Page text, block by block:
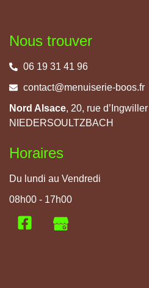
Nous trouver
06 19 31 41 96
contact@menuiserie-boos.fr
Nord Alsace, 20, rue
NIEDERSOULTZBACH
Horaires
Du lundi au Vendredi
08h00 - 17h00